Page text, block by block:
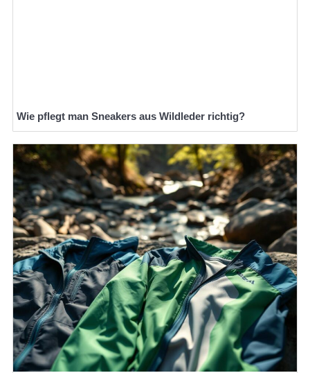
Wie pflegt man Sneakers aus Wildleder richtig?